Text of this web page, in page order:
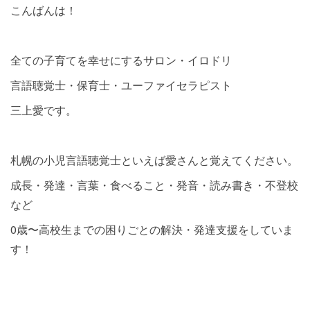
こんばんは！
全ての子育てを幸せにするサロン・イロドリ
言語聴覚士・保育士・ユーファイセラピスト
三上愛です。
札幌の小児言語聴覚士といえば愛さんと覚えてください。
成長・発達・言葉・食べること・発音・読み書き・不登校
など
0歳〜高校生までの困りごとの解決・発達支援をしていま
す！